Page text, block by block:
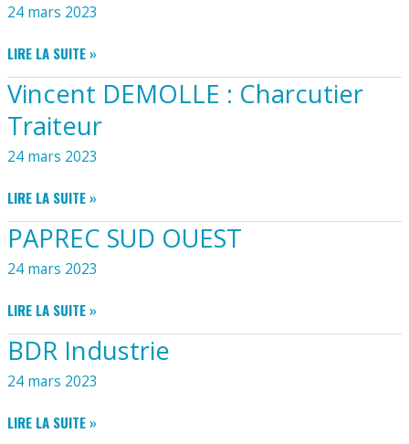
24 mars 2023
LAVOMATIC
–
LAVERIE
LIRE LA SUITE »
Vincent DEMOLLE : Charcutier
Traiteur
24 mars 2023
VINCENT
DEMOLLE
TRAITEUR
LIRE LA SUITE »
PAPREC SUD OUEST
24 mars 2023
PAPREC
SUD
OUEST
LIRE LA SUITE »
BDR Industrie
24 mars 2023
BDR
LIRE LA SUITE »